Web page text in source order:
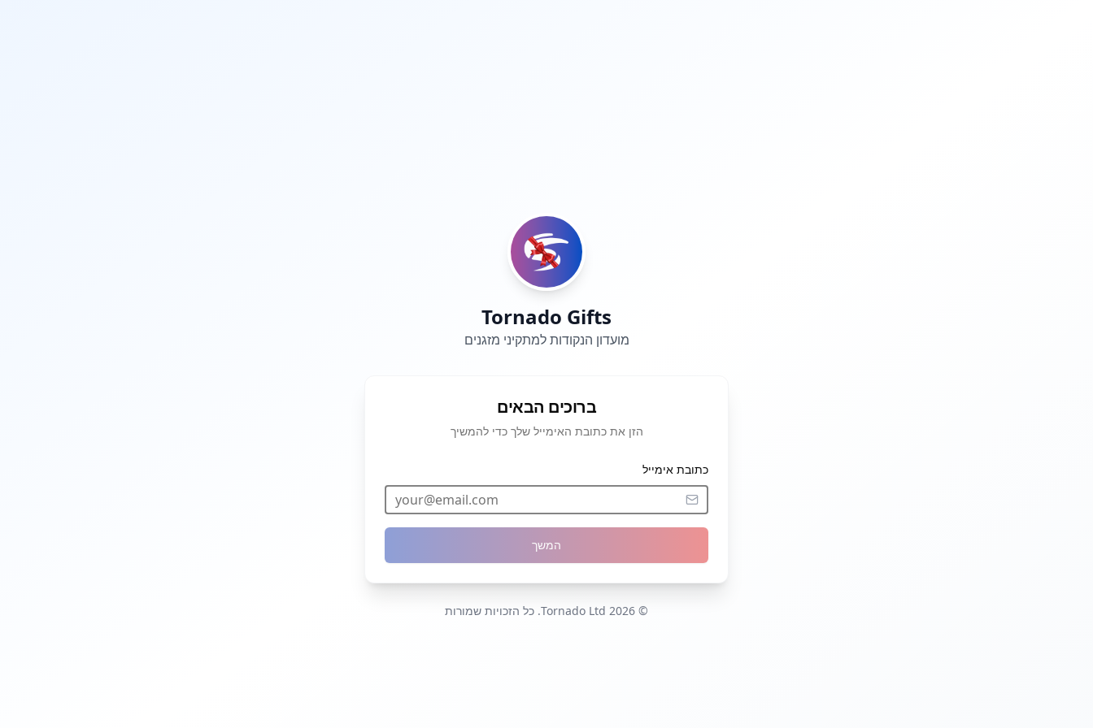
Tornado Gifts
מועדון הנקודות למתקיני מזגנים
ברוכים הבאים
הזן את כתובת האימייל שלך כדי להמשיך
כתובת אימייל
המשך
© 2026 Tornado Ltd. כל הזכויות שמורות